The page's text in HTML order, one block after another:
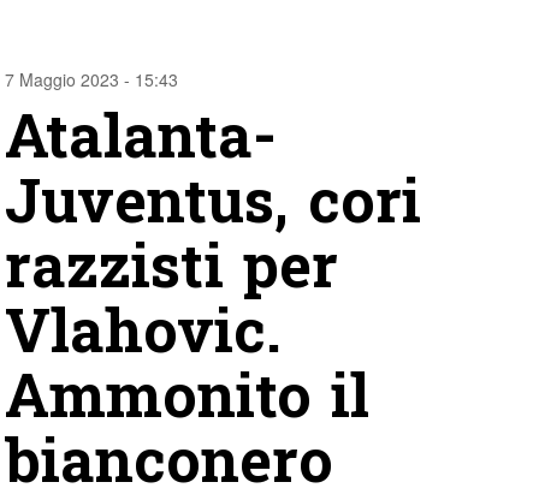
7 Maggio 2023 - 15:43
Atalanta-
Juventus, cori
razzisti per
Vlahovic.
Ammonito il
bianconero